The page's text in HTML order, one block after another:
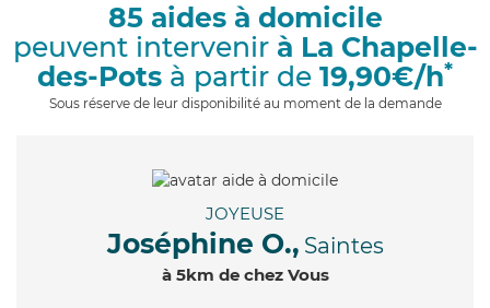
i
85 aides à domicile
peuvent intervenir à La Chapelle-
des-Pots à partir de 19,90€/h*
Sous réserve de leur disponibilité au moment de la demande
JOYEUSE
Joséphine O., Saintes
à 5km de chez Vous